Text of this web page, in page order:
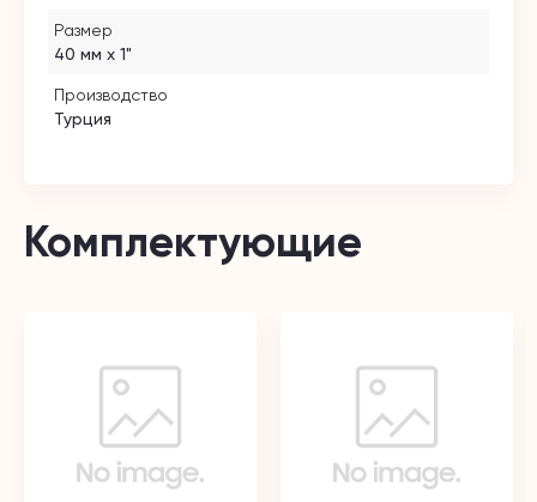
Размер
40 мм х 1"
Производство
Турция
Комплектующие